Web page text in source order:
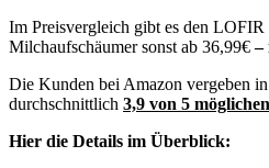
Im Preisvergleich gibt es den
Milchaufschäumer sonst ab 36,99€–
Die Kunden bei Amazon vergeben
durchschnittlich 3,9 von 5
Hier die Details im Überblick: